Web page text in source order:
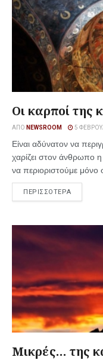
Οι καρποί της
ΑΠΌ NEWSROOM 5
Είναι αδύνατον να
χαρίζει στον άνθρωπο
να περιοριστούμε μόνο
ΠΕΡΙΣΣΟΤΕΡΑ
Μικρές… της